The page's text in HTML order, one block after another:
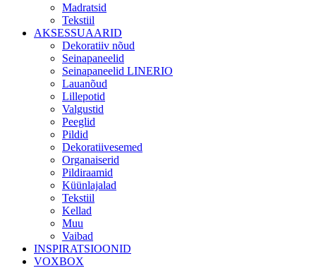
Madratsid
Tekstiil
AKSESSUAARID
Dekoratiiv nõud
Seinapaneelid
Seinapaneelid LINERIO
Lauanõud
Lillepotid
Valgustid
Peeglid
Pildid
Dekoratiivesemed
Organaiserid
Pildiraamid
Küünlajalad
Tekstiil
Kellad
Muu
Vaibad
INSPIRATSIOONID
VOXBOX